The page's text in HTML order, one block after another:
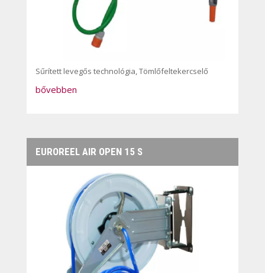
Sűrített levegős technológia Tömlőfeltekercselő
bővebben
EUROREEL AIR OPEN 15 S